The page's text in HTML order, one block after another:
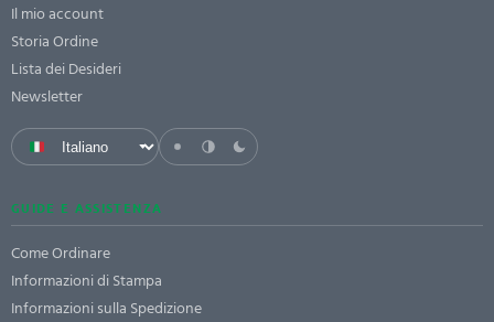
Il mio account
Storia Ordine
Lista dei Desideri
Newsletter
GUIDE E ASSISTENZA
Come Ordinare
Informazioni di Stampa
Informazioni sulla Spedizione